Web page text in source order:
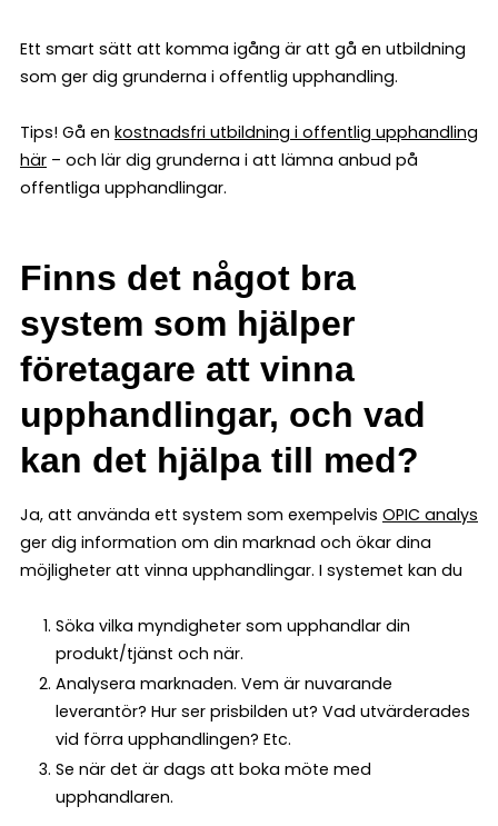
Ett smart sätt att komma igång är att gå en utbildning
som ger dig grunderna i offentlig upphandling.
Tips! Gå en kostnadsfri utbildning i offentlig upphandling
här – och lär dig grunderna i att lämna anbud på
offentliga upphandlingar.
Finns det något bra
system som hjälper
företagare att vinna
upphandlingar, och vad
kan det hjälpa till med?
Ja, att använda ett system som exempelvis OPIC analys
ger dig information om din marknad och ökar dina
möjligheter att vinna upphandlingar. I systemet kan du
Söka vilka myndigheter som upphandlar din
produkt/tjänst och när.
Analysera marknaden. Vem är nuvarande
leverantör? Hur ser prisbilden ut? Vad utvärderades
vid förra upphandlingen? Etc.
Se när det är dags att boka möte med
upphandlaren.